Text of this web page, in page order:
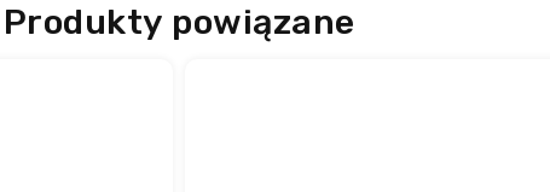
Produkty powiązane